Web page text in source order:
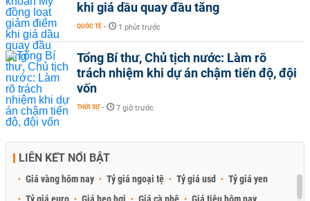
khi giá dầu quay đầu tăng
QUỐC TẾ - 1 phút trước
Tổng Bí thư, Chủ tịch nước: Làm rõ
trách nhiệm khi dự án chậm tiến độ, đội
vốn
THỜI SỰ - 7 giờ trước
LIÊN KẾT NỔI BẬT
Giá vàng hôm nay Tỷ giá ngoại tệ Tỷ giá usd
Tỷ giá yen
Tỷ giá euro
Giá heo hơi Giá cà phê Giá tiêu hôm nay